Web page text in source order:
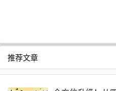
推荐文章